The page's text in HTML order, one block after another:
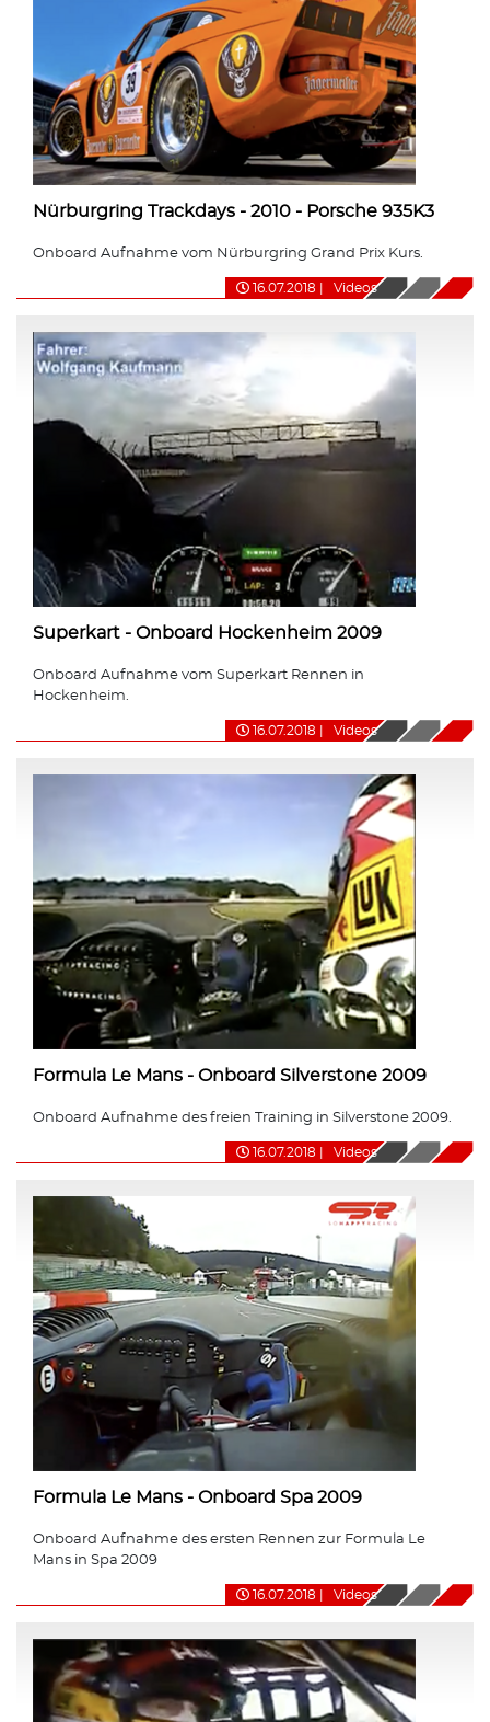
Nürburgring Trackdays - 2010 - Porsche 935K3
Onboard Aufnahme vom Nürburgring Grand Prix Kurs.
16.07.2018 Videos
Superkart - Onboard Hockenheim 2009
Onboard Aufnahme vom Superkart Rennen in
Hockenheim.
16.07.2018 Videos
Formula Le Mans - Onboard Silverstone 2009
Onboard Aufnahme des freien Training in Silverstone 2009.
16.07.2018 Videos
Formula Le Mans - Onboard Spa 2009
Onboard Aufnahme des ersten Rennen zur Formula Le
Mans in Spa 2009
16.07.2018 Videos